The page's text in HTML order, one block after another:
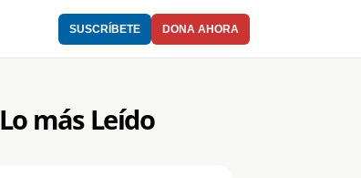
SUSCRÍBETE DONA AHORA
Lo más Leído